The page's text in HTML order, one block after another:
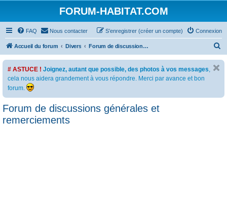
FORUM-HABITAT.COM
FAQ Nous contacter Connexion
S’enregistrer (créer un compte)
Accueil du forum Divers Forum de discussions générales et remerciements
e
# ASTUCE ! Joignez, autant que possible, des photos à vos messages,
cela nous aidera grandement à vous répondre. Merci par avance et bon
forum.
Forum de discussions générales et
remerciements